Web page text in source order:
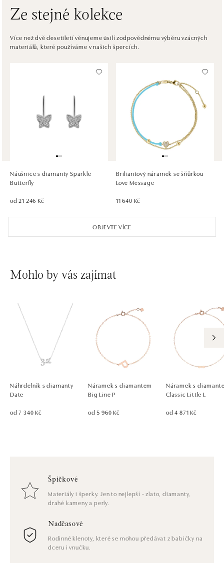
ALOve OC Eurovea, Bratislava
Pribinova 8, 811 09 Bratislava
tel.: +421917090467
HALADA OC Avion, Bratislava
Ivanská cesta 16, 821 04 Bratislava
tel.: +421 917 090 372
dnes otevřeno do 21:00
HALADA OC Eurovea, Bratislava
Pribinova 8, 811 09 Bratislava
dnes otevřeno do 21:00
Ze stejné kolekce
Více než dvě desetiletí věnujeme úsilí zodpovědnému výběru vzácných
materiálů, které používáme v našich špercích.
OBJEVTE VÍCE
Náušnice s diamanty Sparkle
Butterfly
od 21 246 Kč
Briliantový náramek se šňůrkou
Love Message
11 640 Kč
Mohlo by vás zajímat
Náhrdelník s diamanty
Date
od 7 340 Kč
Náramek s diamantem
Big Line P
od 5 960 Kč
Náramek s
Classic Little L
od 4 871 Kč
Špičkové
Materiály i šperky. Jen to nejlepší - zlato, diamanty,
drahé kameny a perly.
Nadčasové
Rodinné klenoty, které se mohou předávat z babičky na
dceru i vnučku.